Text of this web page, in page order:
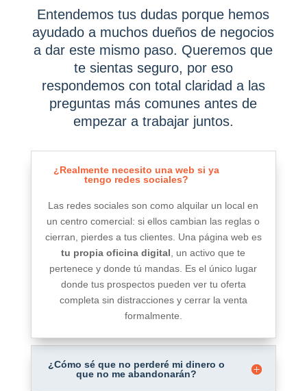
Entendemos tus dudas porque hemos
ayudado a muchos dueños de negocios
a dar este mismo paso. Queremos que
te sientas seguro, por eso
respondemos con total claridad a las
preguntas más comunes antes de
empezar a trabajar juntos.
¿Realmente necesito una web si ya
tengo redes sociales?
Las redes sociales son como alquilar un local en
un centro comercial: si ellos cambian las reglas o
cierran, pierdes a tus clientes. Una página web es
tu propia oficina digital , un activo que te
pertenece y donde tú mandas. Es el único lugar
donde tus prospectos pueden ver tu oferta
completa sin distracciones y cerrar la venta
formalmente.
¿Cómo sé que no perderé mi dinero o
que no me abandonarán?